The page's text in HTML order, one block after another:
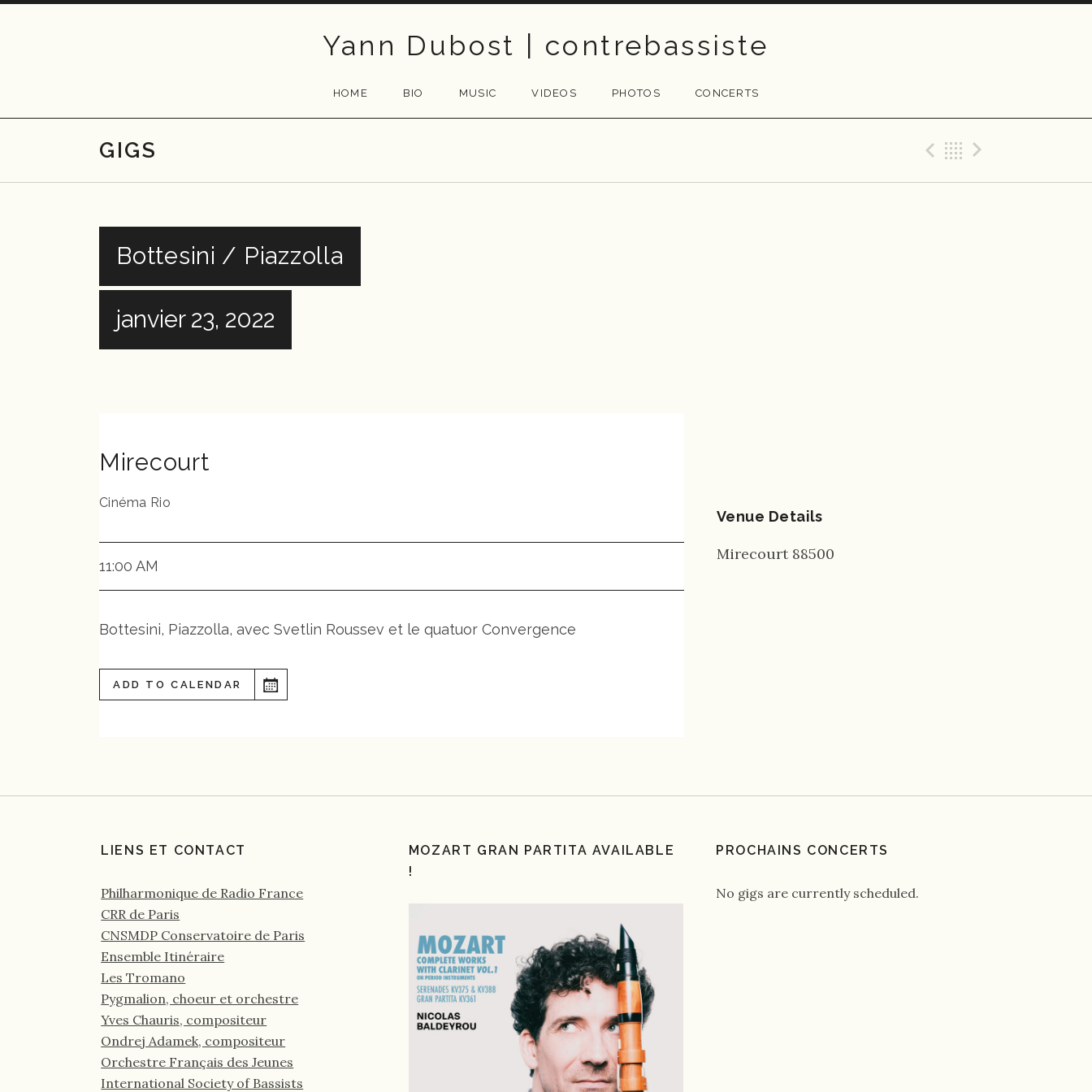
Yann Dubost | contrebassiste
HOME BIO MUSIC VIDEOS PHOTOS CONCERTS
GIGS Previous Gig
Back
Bottesini / Piazzolla
janvier 23, 2022
Mirecourt
Cinéma Rio
11:00 AM
Bottesini, Piazzolla, avec Svetlin Roussev et le quatuor Convergence
ADD TO CALENDAR
Venue Details
Mirecourt 88500
LIENS ET CONTACT
Philharmonique de Radio France
CRR de Paris
CNSMDP Conservatoire de Paris
Ensemble Itinéraire
Les Tromano
Pygmalion, choeur et orchestre
Yves Chauris, compositeur
Ondrej Adamek, compositeur
Orchestre Français des Jeunes
International Society of Bassists
MOZART GRAN PARTITA AVAILABLE
!
PROCHAINS CONCERTS
No gigs are currently scheduled.